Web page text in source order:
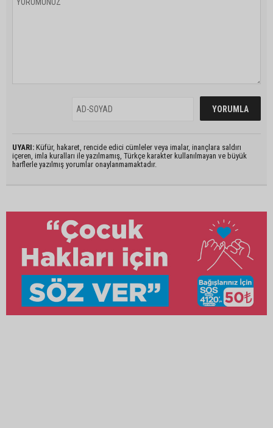
UYARI: Küfür, hakaret, rencide edici cümleler veya imalar, inançlara saldırı
içeren, imla kuralları ile yazılmamış, Türkçe karakter kullanılmayan ve büyük
harflerle yazılmış yorumlar onaylanmamaktadır.